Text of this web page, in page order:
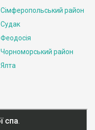
Сімферопольський район
Судак
Феодосія
Чорноморський район
Ялта